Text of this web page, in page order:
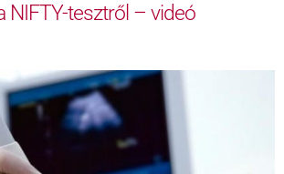
NIFTY-tesztről – videó